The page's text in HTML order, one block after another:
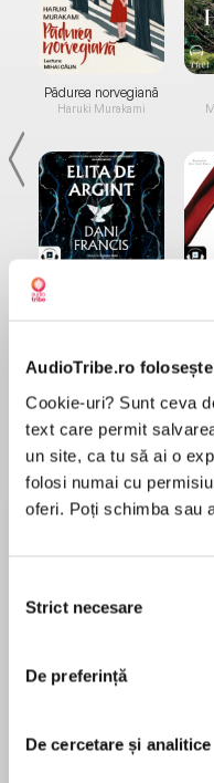
AudioTribe.ro
Cookie-uri? Sunt ceva
text care permit
un site, ca tu să ai o
folosi numai cu
oferi. Poți schimba sau
consimțământului
Strict necesare
De preferință
De cercetare și analitice
Pădurea norvegiană
Haruki Murakami
Elita de Argint (Elita
Desprecarte
An instant New
and Warner’s story
The girl with the
Juliette Ferrars
over Sector 45,
Warner by her
she must confront
MAI MULT
pentru această
Tahereh Mafi